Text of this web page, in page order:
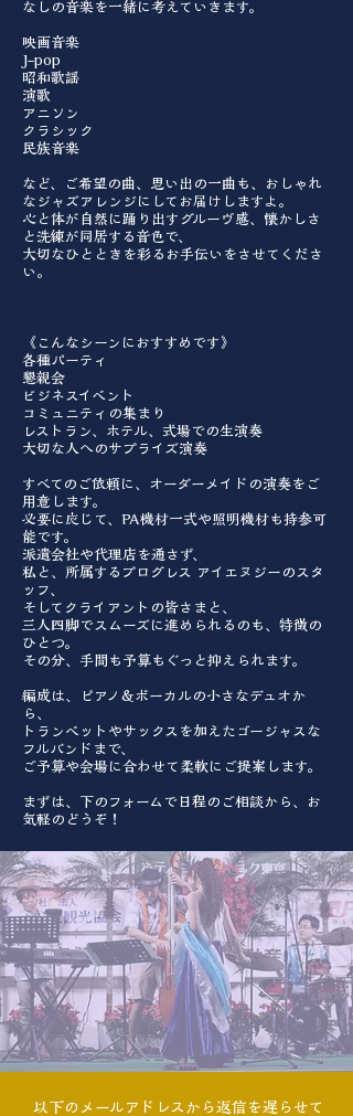
なしの音楽を一緒に考えていきます。
映画音楽
J-pop
昭和歌謡
演歌
アニソン
クラシック
民族音楽
など、ご希望の曲、思い出の一曲も、おしゃれ
なジャズアレンジにしてお届けしますよ。
心と体が自然に踊り出すグルーヴ感、懐かしさ
と洗練が同居する音色で、
大切なひとときを彩るお手伝いをさせてくださ
い。
《こんなシーンにおすすめです》
各種パーティ
懇親会
ビジネスイベント
コミュニティの集まり
レストラン、ホテル、式場での生演奏
大切な人へのサプライズ演奏
すべてのご依頼に、オーダーメイドの演奏をご
用意します。
必要に応じて、PA機材一式や照明機材も持参可
能です。
派遣会社や代理店を通さず、
私と、所属するプログレス アイエヌジーのスタ
ッフ、
そしてクライアントの皆さまと、
三人四脚でスムーズに進められるのも、特徴の
ひとつ。
その分、手間も予算もぐっと抑えられます。
編成は、ピアノ＆ボーカルの小さなデュオか
ら、
トランペットやサックスを加えたゴージャスな
フルバンドまで、
ご予算や会場に合わせて柔軟にご提案します。
まずは、下のフォームで日程のご相談から、お
気軽のどうぞ！
以下のメールアドレスから返信を遅らせて